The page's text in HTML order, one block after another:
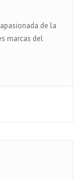
de la
marcas del